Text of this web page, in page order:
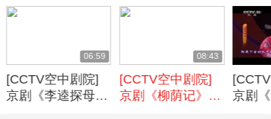
06:59
[CCTV空中剧院]
京剧《李逵探母》
08:43
[CCTV空中剧院]
京剧《柳荫记》选
京剧